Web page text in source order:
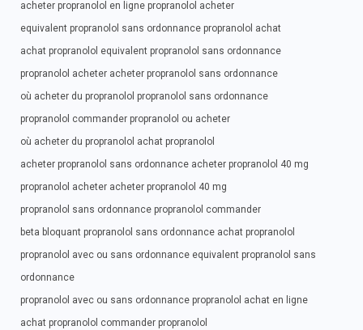
acheter propranolol en ligne propranolol acheter
equivalent propranolol sans ordonnance propranolol achat
achat propranolol equivalent propranolol sans ordonnance
propranolol acheter acheter propranolol sans ordonnance
où acheter du propranolol propranolol sans ordonnance
propranolol commander propranolol ou acheter
où acheter du propranolol achat propranolol
acheter propranolol sans ordonnance acheter propranolol 40 mg
propranolol acheter acheter propranolol 40 mg
propranolol sans ordonnance propranolol commander
beta bloquant propranolol sans ordonnance achat propranolol
propranolol avec ou sans ordonnance equivalent propranolol sans
ordonnance
propranolol avec ou sans ordonnance propranolol achat en ligne
achat propranolol commander propranolol